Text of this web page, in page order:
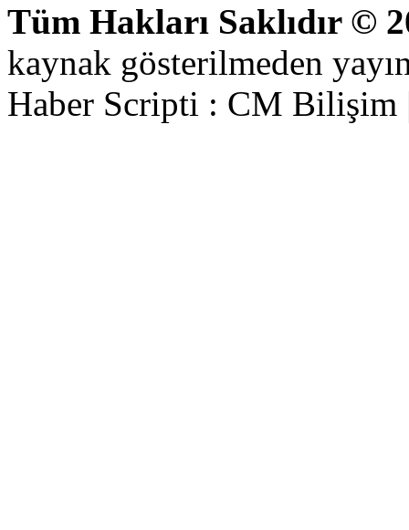
Tüm Hakları Saklıdır ©
kaynak gösterilmeden
Haber Scripti : CM Bilişim